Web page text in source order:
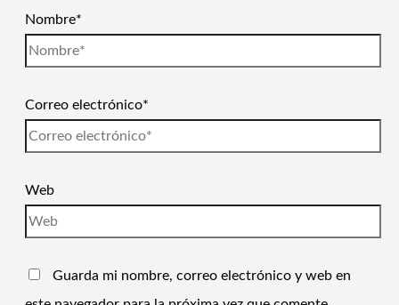
Nombre*
Correo electrónico*
Web
Guarda mi nombre, correo electrónico y web en